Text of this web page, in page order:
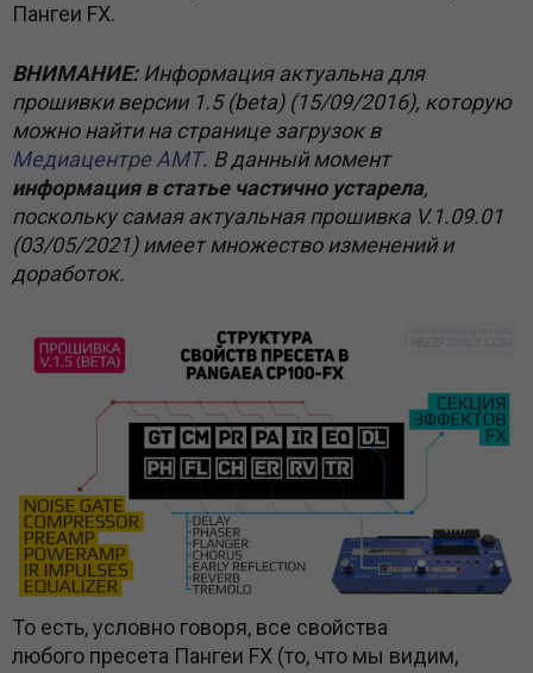
Пангеи FX.
ВНИМАНИЕ:Информация актуальна для
прошивки версии 1.5 (beta) (15/09/2016), которую
можно найти на странице загрузок в
Медиацентре АМТ. В данный момент
информация в статье частично устарела,
поскольку самая актуальная прошивка V.1.09.01
(03/05/2021) имеет множество изменений и
доработок.
То есть, условно говоря, все свойства
любого пресета Пангеи FX (то, что мы видим,